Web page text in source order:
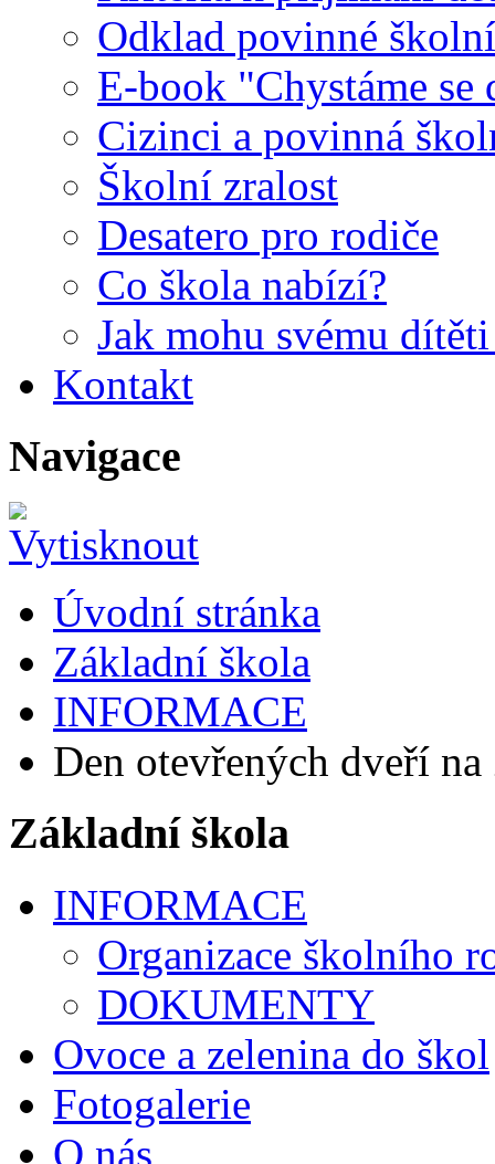
Odklad povinné
E-book "Chystáme
Cizinci a povinná
Školní zralost
Desatero pro rodiče
Co škola nabízí?
Jak mohu svému
Kontakt
Navigace
Úvodní stránka
Základní škola
INFORMACE
Den otevřených dveří
Základní škola
INFORMACE
Organizace školního
DOKUMENTY
Ovoce a zelenina do škol
Fotogalerie
O nás